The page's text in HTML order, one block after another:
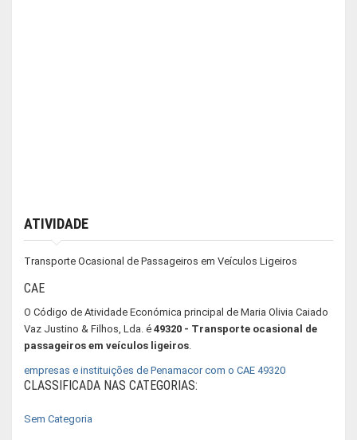
ATIVIDADE
Transporte Ocasional de Passageiros em Veículos Ligeiros
CAE
O Código de Atividade Económica principal de Maria Olivia Caiado
Vaz Justino & Filhos, Lda. é 49320 - Transporte ocasional de
passageiros em veículos ligeiros.
empresas e instituições de Penamacor com o CAE 49320
CLASSIFICADA NAS CATEGORIAS:
Sem Categoria